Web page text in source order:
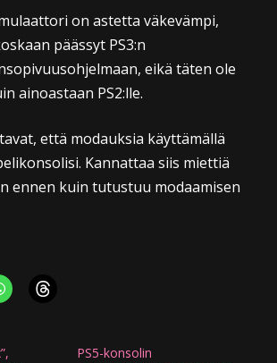
on astetta väkevämpi,
päässyt PS3:n
eikä täten ole
ainoastaan PS2:lle.
että modauksia käyttämällä
Kannattaa siis miettiä
ennen kuin tutustuu modaamisen
PS5-konsolin